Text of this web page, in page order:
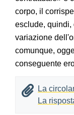
corpo, il
esclude, quindi,
variazione
comunque,
conseguente
La
La